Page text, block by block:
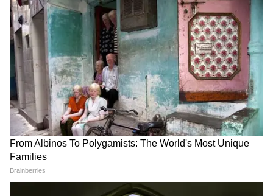
आने वाले चुनावी महीनों में धार्मिक आयोजनों में नेताओं
की सक्रियता और बढ़ने के संकेत साफ दिखाई दे रहे हैं।
यह भी पढ़ें:VIDEO: गाजियाबाद रेप आरोपी का
‘विजय जुलूस’! जेल से बाहर आते ही फूल-मालाओं से
हुआ स्वागत